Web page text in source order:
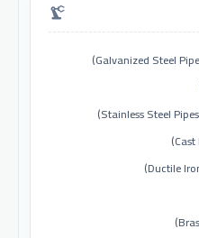
precision_manufacturing